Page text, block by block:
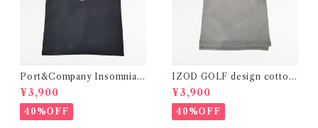
Port&Company Insomnia
Cookies print t-shirt
¥3,900
40%OFF
IZOD GOLF design cotton
polo shirt
¥3,900
40%OFF